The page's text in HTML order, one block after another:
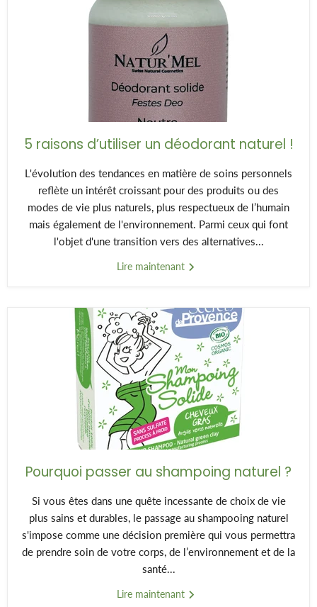
5 raisons d’utiliser un déodorant naturel !
L'évolution des tendances en matière de soins personnels
reflète un intérêt croissant pour des produits ou des
modes de vie plus naturels, plus respectueux de l’humain
mais également de l'environnement. Parmi ceux qui font
l'objet d'une transition vers des alternatives...
Lire maintenant
Pourquoi passer au shampoing naturel ?
Si vous êtes dans une quête incessante de choix de vie
plus sains et durables, le passage au shampooing naturel
s'impose comme une décision première qui vous permettra
de prendre soin de votre corps, de l’environnement et de la
santé...
Lire maintenant